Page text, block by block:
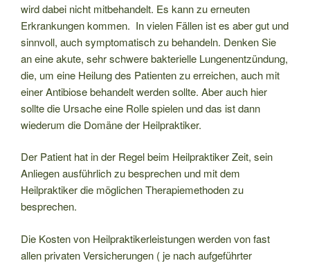
wird dabei nicht mitbehandelt. Es kann zu erneuten
Erkrankungen kommen. In vielen Fällen ist es aber gut und
sinnvoll, auch symptomatisch zu behandeln. Denken Sie
an eine akute, sehr schwere bakterielle Lungenentzündung,
die, um eine Heilung des Patienten zu erreichen, auch mit
einer Antibiose behandelt werden sollte. Aber auch hier
sollte die Ursache eine Rolle spielen und das ist dann
wiederum die Domäne der Heilpraktiker.
Der Patient hat in der Regel beim Heilpraktiker Zeit, sein
Anliegen ausführlich zu besprechen und mit dem
Heilpraktiker die möglichen Therapiemethoden zu
besprechen.
Die Kosten von Heilpraktikerleistungen werden von fast
allen privaten Versicherungen ( je nach aufgeführter